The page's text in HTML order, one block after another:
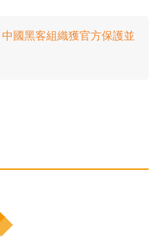
國黑客組織獲官方保護並